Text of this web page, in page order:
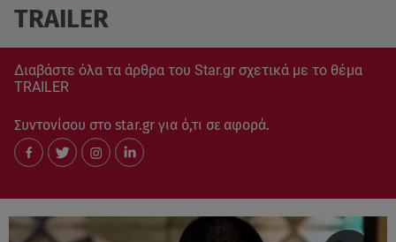
TRAILER
Διαβάστε όλα τα άρθρα του Star.gr σχετικά με το θέμα
TRAILER
Συντονίσου στο star.gr για ό,τι σε αφορά.